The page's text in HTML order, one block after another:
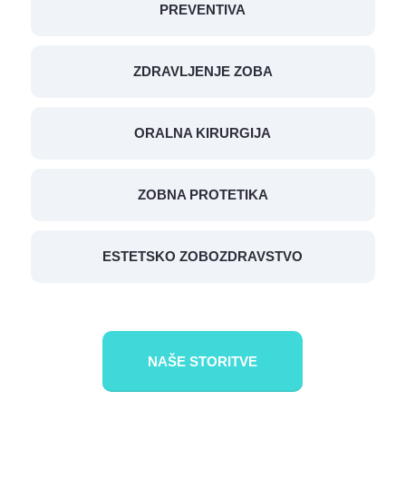
PREVENTIVA
ZDRAVLJENJE ZOBA
ORALNA KIRURGIJA
ZOBNA PROTETIKA
ESTETSKO ZOBOZDRAVSTVO
NAŠE STORITVE